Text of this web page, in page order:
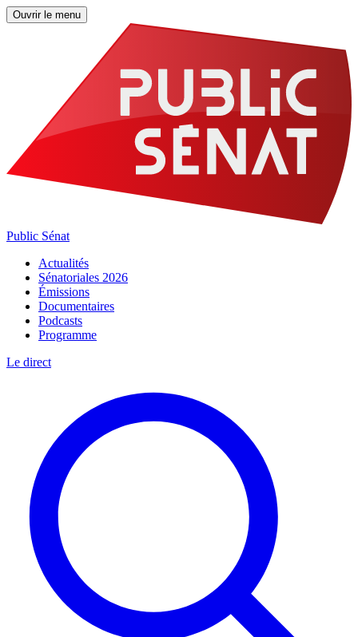
Ouvrir le menu
Public Sénat
Actualités
Sénatoriales 2026
Émissions
Documentaires
Podcasts
Programme
Le direct